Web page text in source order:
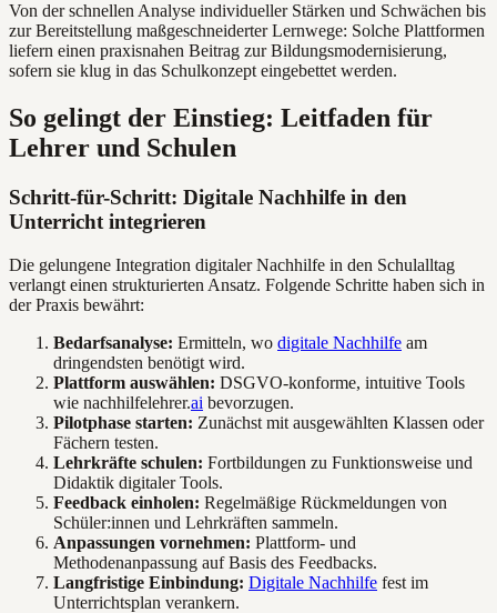
Von der schnellen Analyse individueller Stärken und Schwächen bis
zur Bereitstellung maßgeschneiderter Lernwege: Solche Plattformen
liefern einen praxisnahen Beitrag zur Bildungsmodernisierung,
sofern sie klug in das Schulkonzept eingebettet werden.
So gelingt der Einstieg: Leitfaden für
Lehrer und Schulen
Schritt-für-Schritt: Digitale Nachhilfe in den
Unterricht integrieren
Die gelungene Integration digitaler Nachhilfe in den Schulalltag
verlangt einen strukturierten Ansatz. Folgende Schritte haben sich in
der Praxis bewährt:
Bedarfsanalyse: Ermitteln, wo digitale Nachhilfe am
dringendsten benötigt wird.
Plattform auswählen: DSGVO-konforme, intuitive Tools
wie nachhilfelehrer.ai bevorzugen.
Pilotphase starten: Zunächst mit ausgewählten Klassen oder
Fächern testen.
Lehrkräfte schulen: Fortbildungen zu Funktionsweise und
Didaktik digitaler Tools.
Feedback einholen: Regelmäßige Rückmeldungen von
Schüler:innen und Lehrkräften sammeln.
Anpassungen vornehmen: Plattform- und
Methodenanpassung auf Basis des Feedbacks.
Langfristige Einbindung: Digitale Nachhilfe fest im
Unterrichtsplan verankern.